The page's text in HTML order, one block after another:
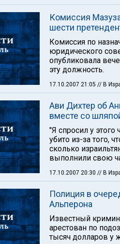
Комиссия
шести
Комиссия по
юридического
опубликовала
эту должность.
17.10.2007 21:05 // В
Ави Дихтер об
вместе со
"Я спросил у
убито из-за того,
сколько
выполнили свою
17.10.2007 20:30 // В
Полиция в
Альперона
Известный
арестован по
тысяч долларов у